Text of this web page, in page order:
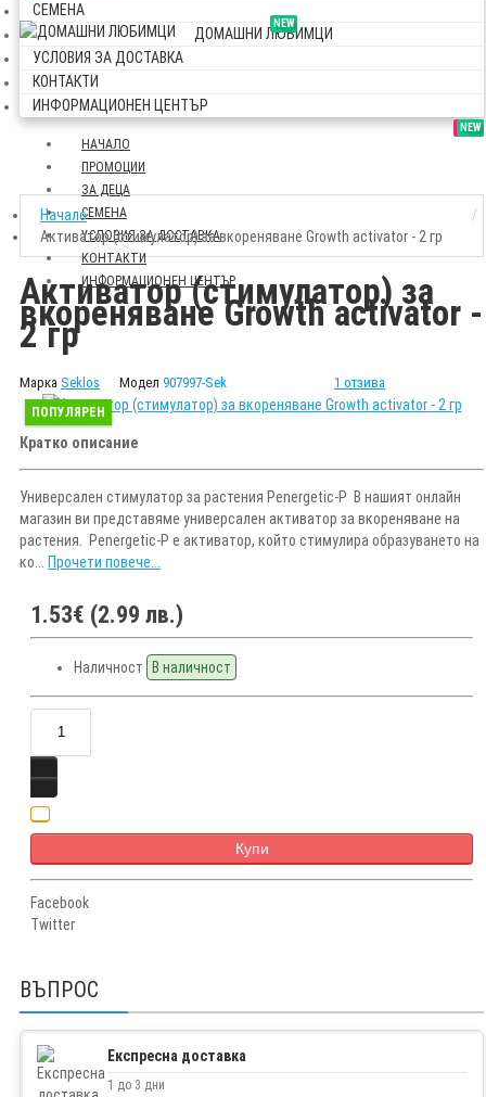
СЕМЕНА
NEW
ДОМАШНИ ЛЮБИМЦИ
УСЛОВИЯ ЗА ДОСТАВКА
КОНТАКТИ
ИНФОРМАЦИОНЕН ЦЕНТЪР
НАЧАЛО
SALE
ПРОМОЦИИ
NEW
ЗА ДЕЦА
СЕМЕНА
УСЛОВИЯ ЗА ДОСТАВКА
КОНТАКТИ
ИНФОРМАЦИОНЕН ЦЕНТЪР
Начало
Активатор (стимулатор) за вкореняване Growth activator - 2 гр
Активатор (стимулатор) за
вкореняване Growth activator -
2 гр
Марка Seklos Модел 907997-Sek 1 отзива
ПОПУЛЯРЕН
Кратко описание
Универсален стимулатор за растения Penergetic-P В нашият онлайн
магазин ви представяме универсален активатор за вкореняване на
растения. Penergetic-P е активатор, който стимулира образуването на
ко... Прочети повече...
1.53€ (2.99 лв.)
Наличност В наличност
Купи
Facebook
Twitter
ВЪПРОС
Експресна доставка
1 до 3 дни